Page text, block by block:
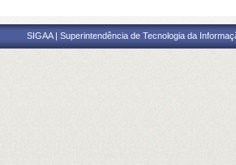
SIGAA | Superintendência de Tecnologia da